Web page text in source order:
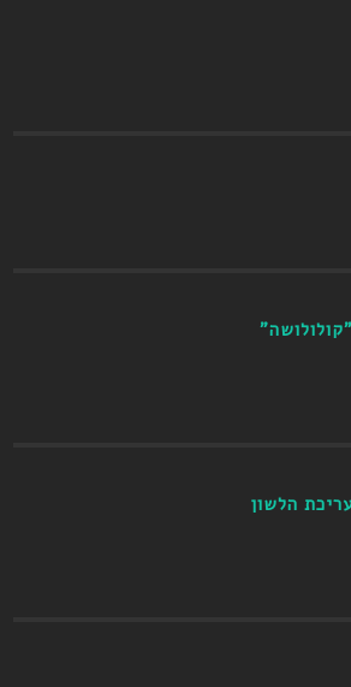
הלשון